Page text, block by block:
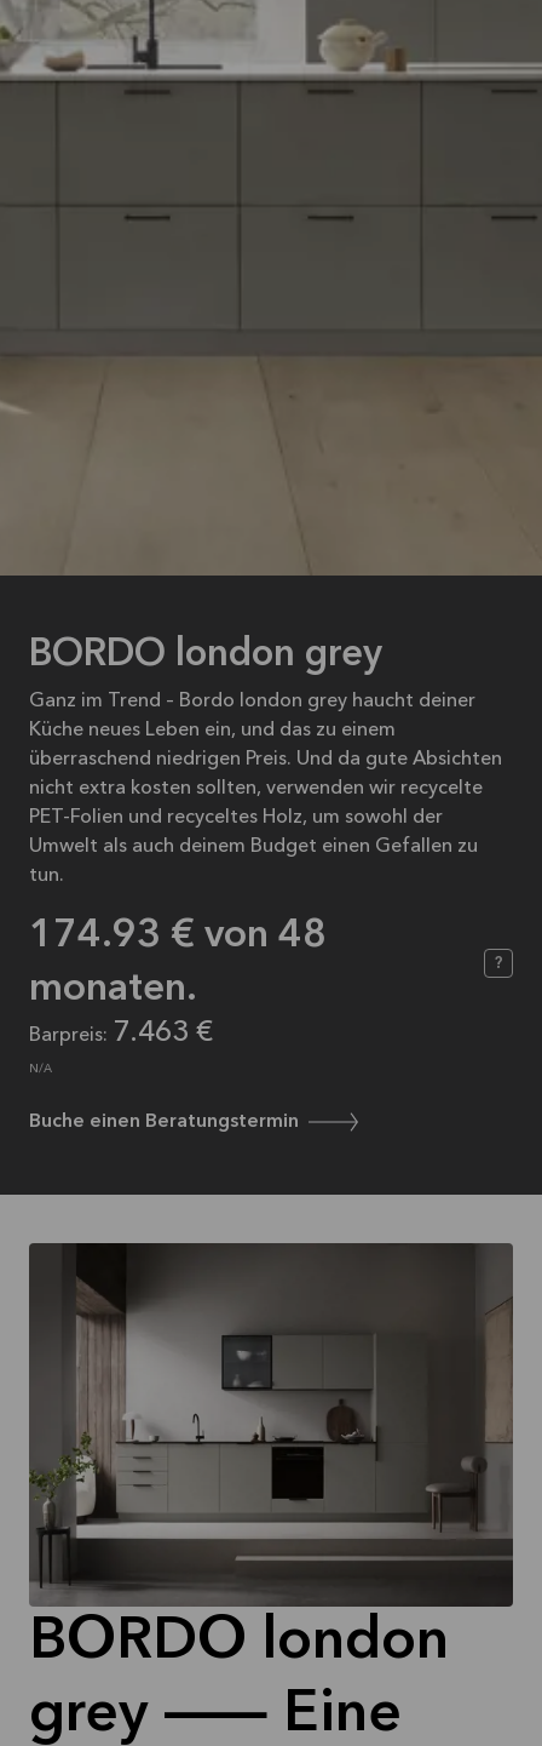
BORDO london grey
Ganz im Trend – Bordo london grey haucht deiner
Küche neues Leben ein, und das zu einem
überraschend niedrigen Preis. Und da gute Absichten
nicht extra kosten sollten, verwenden wir recycelte
PET-Folien und recyceltes Holz, um sowohl der
Umwelt als auch deinem Budget einen Gefallen zu
tun.
174.93 € von 48
monaten.
?
Barpreis: 7.463 €
N/A
Buche einen Beratungstermin
BORDO london
grey — Eine